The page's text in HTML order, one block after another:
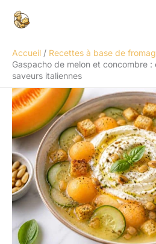
Accueil
Recettes à base de
Gaspacho de melon et concombre
saveurs italiennes